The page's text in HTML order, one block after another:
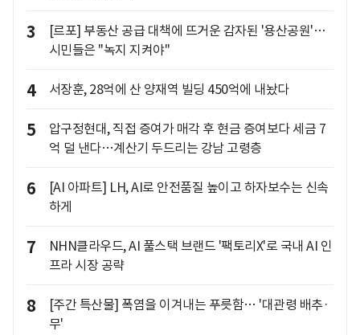
3
[르포] 부동산 공급 대책에 뜨거운 감자된 '용산공원'…
시민들은 "녹지 지켜야"
4 서장훈, 28억에 산 양재역 빌딩 450억에 내놨다
5
압구정현대, 직접 증여가 매각 후 현금 증여보다 세금 7
억 덜 낸다…계산기 두드리는 강남 고령층
6
[AI 아파트] LH, AI로 안전품질 높이고 하자보수는 신속
하게
7
NHN클라우드, AI 풀스택 브랜드 '팩토리X'로 국내 AI 인
프라 시장 공략
8
[주간 특산물] 폭염을 이겨내는 푸릇함… '대관령 배추·
무'